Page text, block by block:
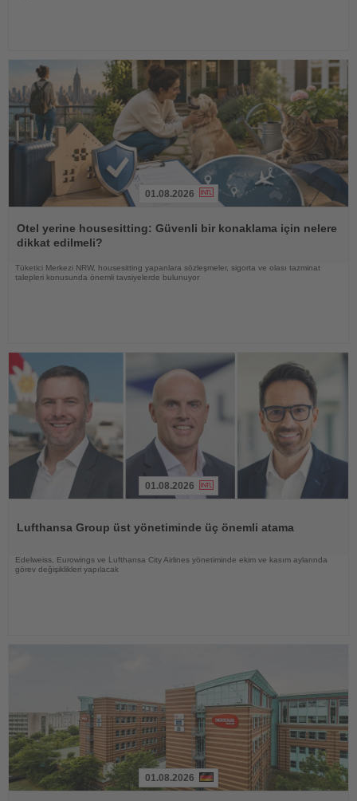
Oku
01.08.2026
Otel yerine housesitting: Güvenli bir konaklama için nelere
dikkat edilmeli?
Tüketici Merkezi NRW, housesitting yapanlara sözleşmeler, sigorta ve olası tazminat
talepleri konusunda önemli tavsiyelerde bulunuyor
01.08.2026
Lufthansa Group üst yönetiminde üç önemli atama
Edelweiss, Eurowings ve Lufthansa City Airlines yönetiminde ekim ve kasım aylarında
görev değişiklikleri yapılacak
01.08.2026